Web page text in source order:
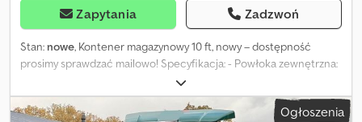
Zapytania Zadzwoń
Stan: nowe, Kontener magazynowy 10 ft, nowy – dostępność
prosimy sprawdzać mailowo! Specyfikacja: - Powłoka zewnętrzna:
RAL 5010 niebieski niezapominajka - Powłoka katodowa wymienna
(odcień szary) - Odstęp pomiędzy kieszeniami na wózek widłowy:
950 mm - Cynkowane pręty ryglujące - Płyty ze sklejkiOgłoszenia